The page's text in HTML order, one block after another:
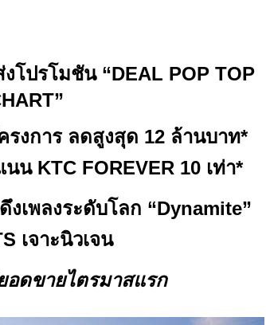
โปรโมชัน “DEAL POP TOP
งการ ลดสูงสุด 12 ล้านบาท*
นน KTC FOREVER 10 เท่า*
เพลงระดับโลก “Dynamite”
เจาะนิวเจน
อดขายไตรมาสแรก